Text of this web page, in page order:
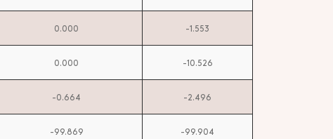
0.000 -1.553
0.000 -10.526
-0.664 -2.496
-99.869 -99.904